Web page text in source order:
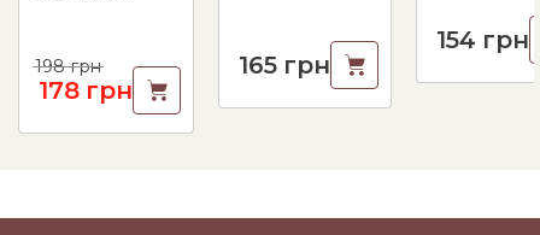
198 грн
178 грн
165 грн
154 грн